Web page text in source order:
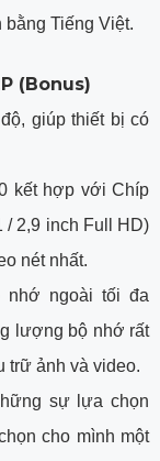
Tiếng Việt.
(Bonus)
giúp thiết bị có
kết hợp với Chíp
/ 2,9 inch Full HD)
nét nhất.
nhớ ngoài tối đa
lượng bộ nhớ rất
trữ ảnh và video.
sự lựa chọn
cho mình một